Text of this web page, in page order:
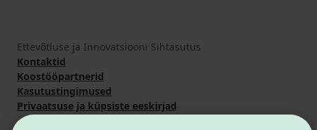
Ettevõtluse ja Innovatsiooni Sihtasutus
Kontaktid
Koostööpartnerid
Kasutustingimused
Privaatsuse ja küpsiste eeskirjad